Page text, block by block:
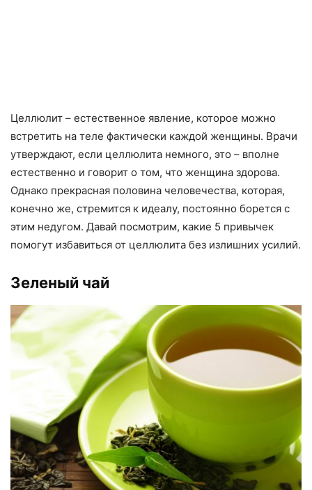
Целлюлит – естественное явление, которое можно
встретить на теле фактически каждой женщины. Врачи
утверждают, если целлюлита немного, это – вполне
естественно и говорит о том, что женщина здорова.
Однако прекрасная половина человечества, которая,
конечно же, стремится к идеалу, постоянно борется с
этим недугом. Давай посмотрим, какие 5 привычек
помогут избавиться от целлюлита без излишних усилий.
Зеленый чай